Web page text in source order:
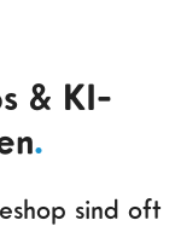
& KI-
.
sind oft